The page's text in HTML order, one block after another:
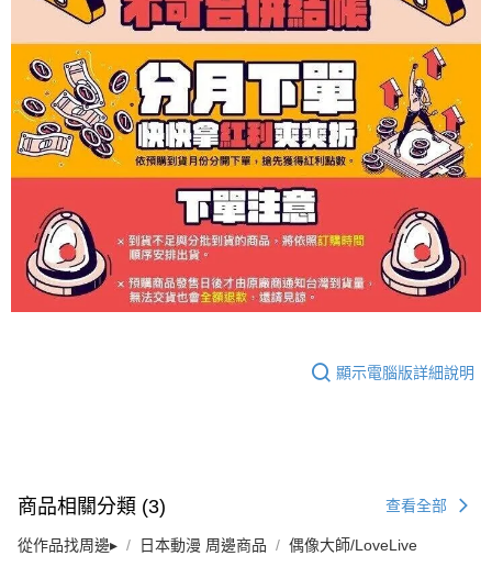
顯示電腦版詳細說明
商品相關分類 (3) 查看全部
從作品找周邊▸ 日本動漫 周邊商品 偶像大師/LoveLive